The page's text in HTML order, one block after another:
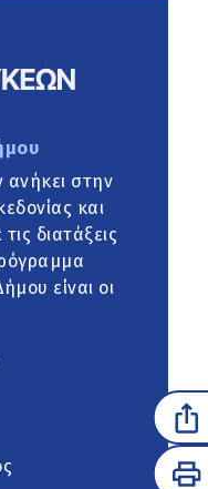
στην
και
διατάξεις
είναι οι